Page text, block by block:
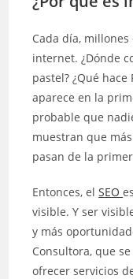
Cada día,
internet. ¿Dónde
pastel? ¿Qué
aparece en la
probable que
muestran que
pasan de la
Entonces, elSEO
visible. Y ser
y más
Consultora, que
ofrecer servicios